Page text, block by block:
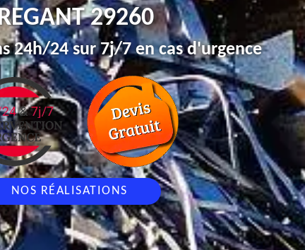
29260
24h/24 sur 7j/7 en cas d'urgence
NOS RÉALISATIONS